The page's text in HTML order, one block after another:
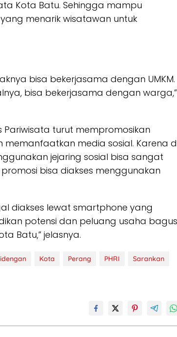
Kota Batu. Sehingga mampu
menarik wisatawan untuk
bisa bekerjasama dengan UMKM.
bisa bekerjasama dengan warga,”
Pariwisata turut mempromosikan
media sosial. Karena
jejaring sosial bisa sangat
bisa diakses menggunakan
diakses lewat smartphone yang
potensi dan peluang usaha bagus
Batu,” jelasnya.
Kota Perang PHRI
Sarankan